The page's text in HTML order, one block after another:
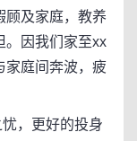
顾及家庭，教养
。因我们家至xx
家庭间奔波，疲
，更好的投身